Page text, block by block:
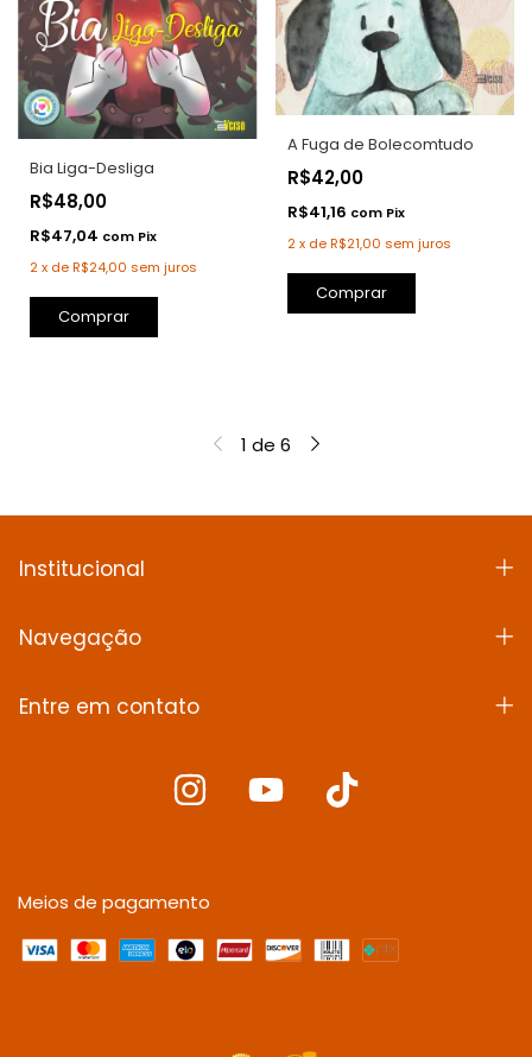
Bia Liga-Desliga
R$48,00
R$47,04 com Pix
2x deR$24,00 sem juros
A Fuga de Bolecomtudo
R$42,00
R$41,16 com Pix
2 x deR$21,00 sem juros
Comprar
1 de 6
Institucional
Navegação
Entre em contato
Meios de pagamento